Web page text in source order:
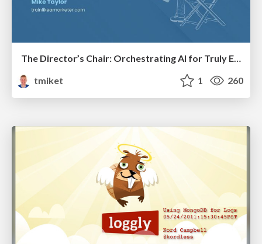
The Director’s Chair: Orchestrating AI for Truly Effective Learning
tmiket
1 260